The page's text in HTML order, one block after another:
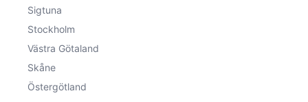
Sigtuna
Stockholm
Västra Götaland
Skåne
Östergötland